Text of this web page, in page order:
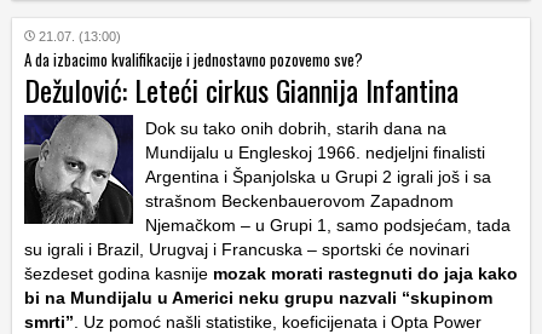
21.07. (13:00)
A da izbacimo kvalifikacije i jednostavno pozovemo sve?
Dežulović: Leteći cirkus Giannija Infantina
Dok su tako onih dobrih, starih dana na
Mundijalu u Engleskoj 1966. nedjeljni finalisti
Argentina i Španjolska u Grupi 2 igrali još i sa
strašnom Beckenbauerovom Zapadnom
Njemačkom – u Grupi 1, samo podsjećam, tada
su igrali i Brazil, Urugvaj i Francuska – sportski će novinari
šezdeset godina kasnije mozak morati rastegnuti do jaja kako
bi na Mundijalu u Americi neku grupu nazvali “skupinom
smrti”. Uz pomoć našli statistike, koeficijenata i Opta Power